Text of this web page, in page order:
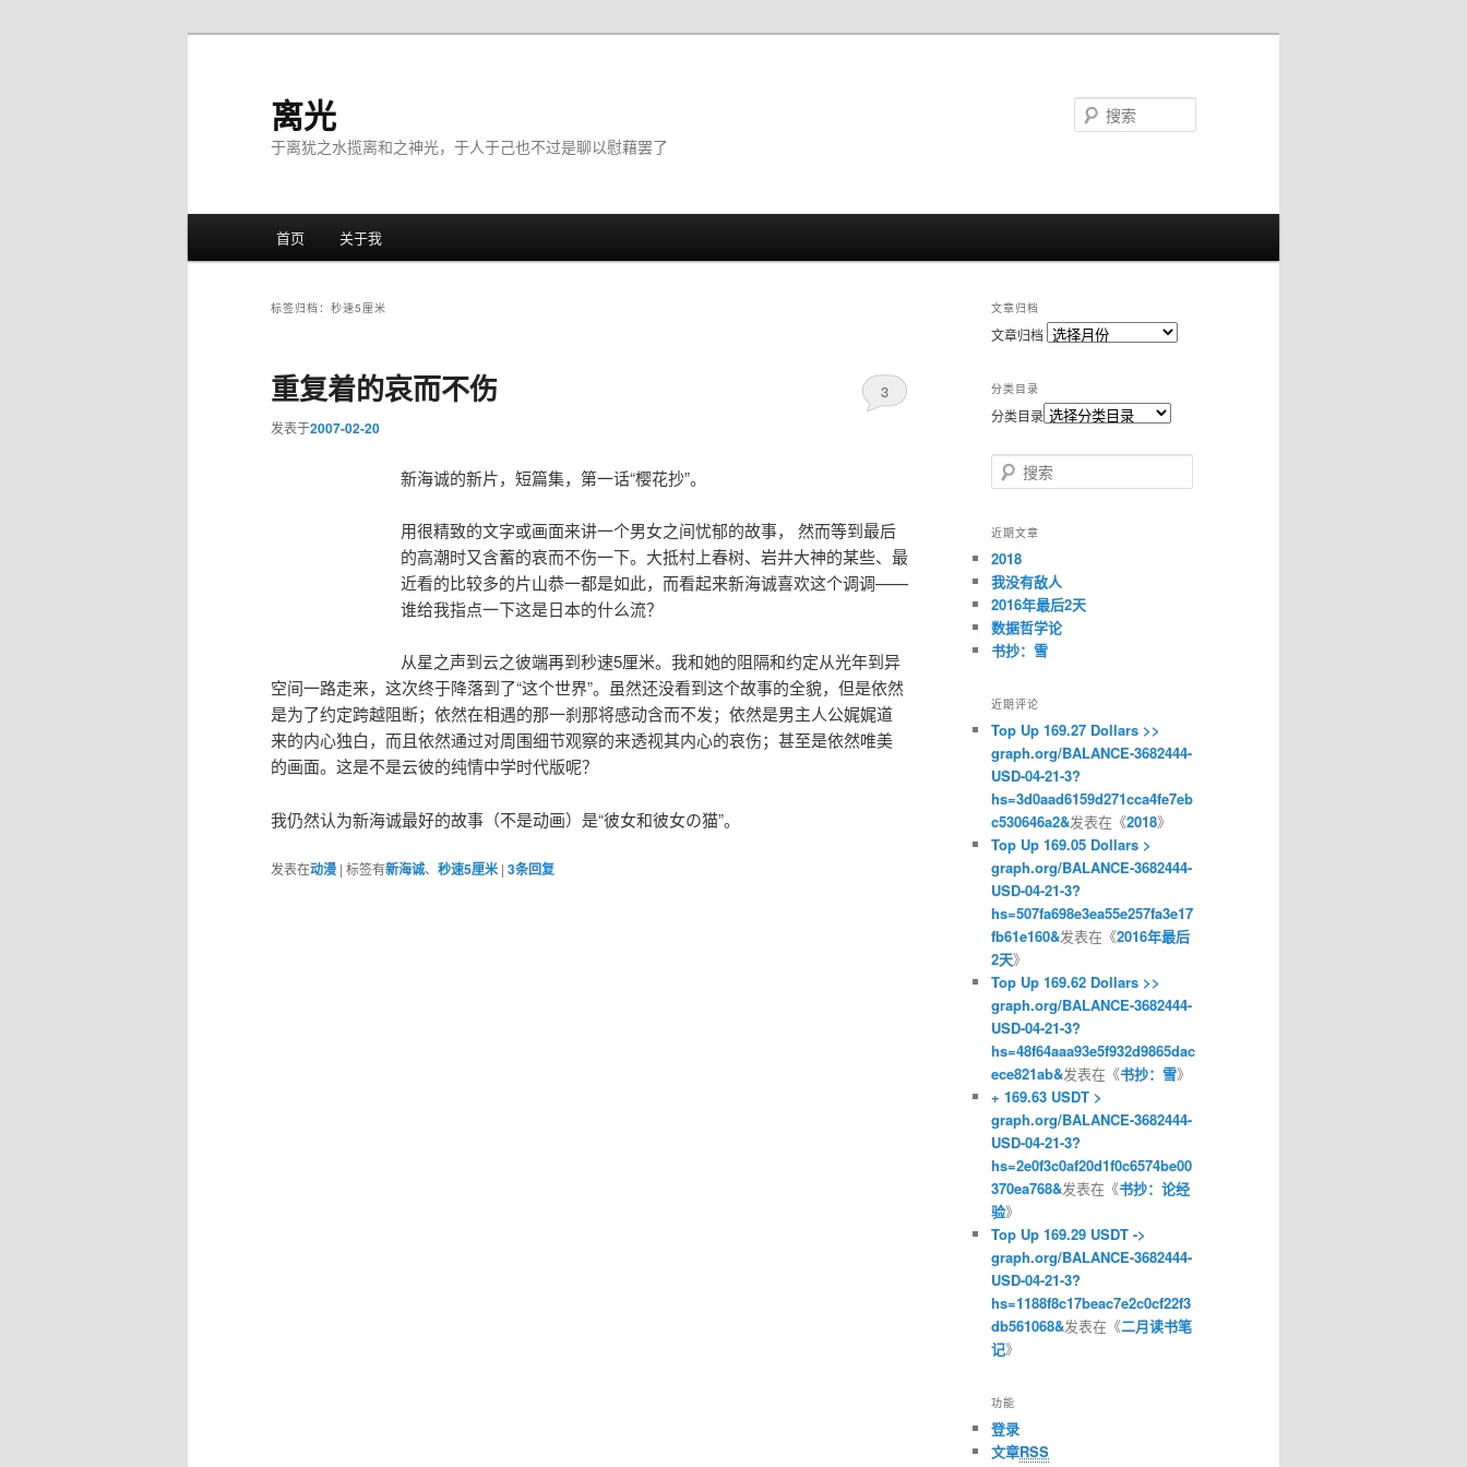
离光
于离犹之水揽离和之神光，于人于己也不过是聊以慰藉罢了
跳至主内容区域
跳至副内容区域
首页 关于我
标签归档： 秒速5厘米
重复着的哀而不伤
发表于2007-02-20
3
新海诚的新片，短篇集，第一话“樱花抄”。
用很精致的文字或画面来讲一个男女之间忧郁的故事， 然而等到最后
的高潮时又含蓄的哀而不伤一下。大抵村上春树、岩井大神的某些、最
近看的比较多的片山恭一都是如此，而看起来新海诚喜欢这个调调——
谁给我指点一下这是日本的什么流？
从星之声到云之彼端再到秒速5厘米。我和她的阻隔和约定从光年到异
空间一路走来，这次终于降落到了“这个世界”。虽然还没看到这个故事的全貌，但是依然
是为了约定跨越阻断；依然在相遇的那一刹那将感动含而不发；依然是男主人公娓娓道
来的内心独白，而且依然通过对周围细节观察的来透视其内心的哀伤；甚至是依然唯美
的画面。这是不是云彼的纯情中学时代版呢？
我仍然认为新海诚最好的故事（不是动画）是“彼女和彼女の猫”。
发表在动漫 | 标签有新海诚、 秒速5厘米 | 3条回复
文章归档
文章归档
分类目录
分类目录
搜索
近期文章
2018
我没有敌人
2016年最后2天
数据哲学论
书抄：雪
近期评论
Top Up 169.27 Dollars >>
graph.org/BALANCE-3682444-
USD-04-21-3?
hs=3d0aad6159d271cca4fe7eb
c530646a2&发表在《2018》
Top Up 169.05 Dollars >
graph.org/BALANCE-3682444-
USD-04-21-3?
hs=507fa698e3ea55e257fa3e17
fb61e160&发表在《2016年最后
2天》
Top Up 169.62 Dollars >>
graph.org/BALANCE-3682444-
USD-04-21-3?
hs=48f64aaa93e5f932d9865dac
ece821ab&发表在《书抄：雪》
+ 169.63 USDT >
graph.org/BALANCE-3682444-
USD-04-21-3?
hs=2e0f3c0af20d1f0c6574be00
370ea768&发表在《书抄：论经
验》
Top Up 169.29 USDT ->
graph.org/BALANCE-3682444-
USD-04-21-3?
hs=1188f8c17beac7e2c0cf22f3
db561068&发表在《二月读书笔
记》
功能
登录
文章RSS